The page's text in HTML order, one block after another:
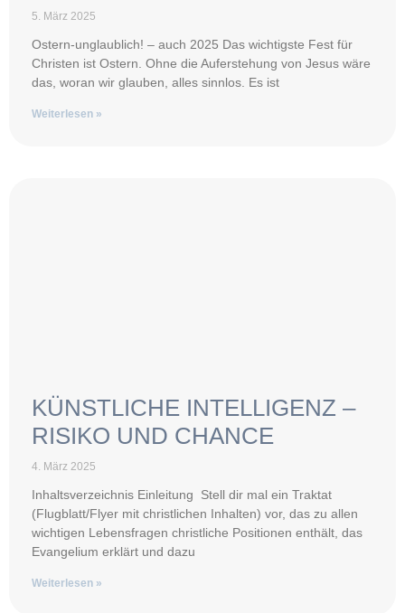
5. März 2025
Ostern-unglaublich! – auch 2025 Das wichtigste Fest für
Christen ist Ostern. Ohne die Auferstehung von Jesus wäre
das, woran wir glauben, alles sinnlos. Es ist
Weiterlesen »
KÜNSTLICHE INTELLIGENZ –
RISIKO UND CHANCE
4. März 2025
Inhaltsverzeichnis Einleitung Stell dir mal ein Traktat
(Flugblatt/Flyer mit christlichen Inhalten) vor, das zu allen
wichtigen Lebensfragen christliche Positionen enthält, das
Evangelium erklärt und dazu
Weiterlesen »